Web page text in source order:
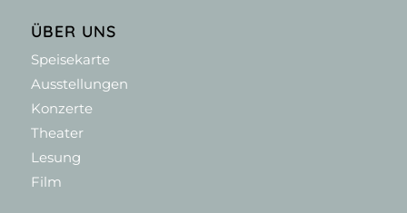
ÜBER UNS
Speisekarte
Ausstellungen
Konzerte
Theater
Lesung
Film